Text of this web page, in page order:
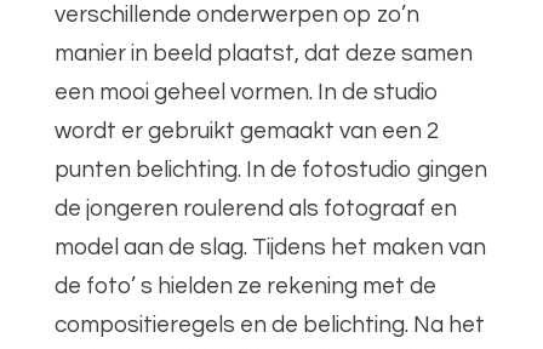
verschillende onderwerpen op zo’n
manier in beeld plaatst, dat deze samen
een mooi geheel vormen. In de studio
wordt er gebruikt gemaakt van een 2
punten belichting. In de fotostudio gingen
de jongeren roulerend als fotograaf en
model aan de slag. Tijdens het maken van
de foto’ s hielden ze rekening met de
compositieregels en de belichting. Na het